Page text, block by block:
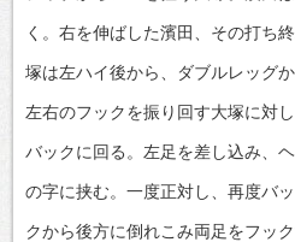
く。右を伸ばした濱田、その打ち
塚は左ハイ後から、ダブルレッグ
左右のフックを振り回す大塚に対
バックに回る。左足を差し込み、
の字に挟む。一度正対し、再度バ
クから後方に倒れこみ両足をフッ